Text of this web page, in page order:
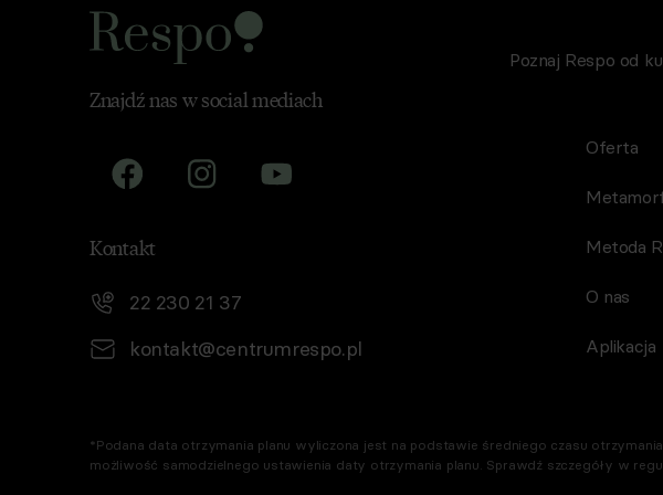
wycofania powyższej zgody w każdym
Poznaj Respo od
Znajdź nas w social mediach
Kontakt
22 230 21 37
kontakt@centrumrespo.pl
Oferta
Metoda
O nas
Aplikacja
*Podana data otrzymania planu wyliczona jest na podstawie średniego czasu
możliwość samodzielnego ustawienia daty otrzymania planu. Sprawdź szczegóły w